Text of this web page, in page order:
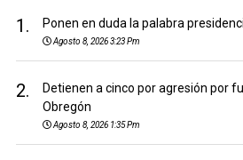
1. Ponen en duda la palabra
Agosto 8, 2026 3:23 Pm
2.
Detienen a cinco por agresión por
Obregón
Agosto 8, 2026 1:35 Pm